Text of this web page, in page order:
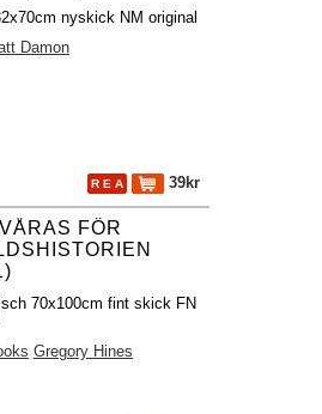
nyskick NM original
Damon
R E A 39kr
FÖR
70x100cm fint skick FN
Gregory Hines